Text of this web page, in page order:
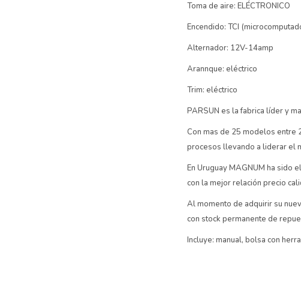
Toma de aire: ELÉCTRONICO
Encendido: TCI
Alternador: 12V-14amp
Arannque: eléctrico
Trim: eléctrico
PARSUN es la fabrica líder y
Con mas de 25 modelos entre
procesos llevando a liderar el
En Uruguay MAGNUM ha sido
con la mejor relación precio
Al momento de adquirir su
con stock permanente de
Incluye: manual, bolsa con